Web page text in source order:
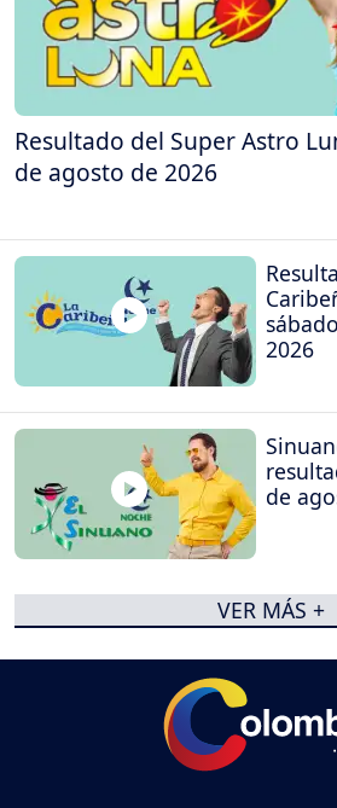
Resultado del Super Astro
de agosto de 2026
2026
de
VER MÁS +